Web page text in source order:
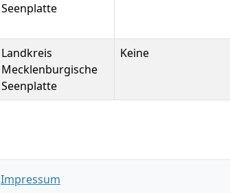
Seenplatte
Landkreis
Mecklenburgische
Seenplatte
Keine
Impressum